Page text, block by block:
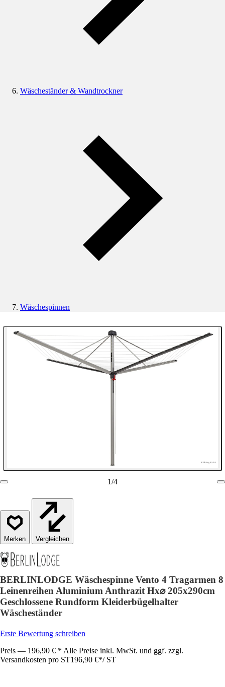
Wäscheständer & Wandtrockner
Wäschespinnen
1/4
Vergleichen
BERLINLODGE Wäschespinne Vento 4 Tragarmen 8
Leinenreihen Aluminium Anthrazit Hx⌀ 205x290cm
Geschlossene Rundform Kleiderbügelhalter
Wäscheständer
Erste Bewertung schreiben
Preis — 196,90 € * Alle Preise inkl. MwSt. und ggf. zzgl.
Versandkosten pro ST196,90 €*/ ST